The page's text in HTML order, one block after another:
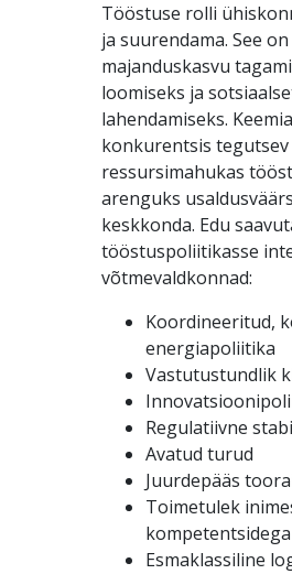
Tööstuse rolli
ja suurendama. See
majanduskasvu
loomiseks ja
lahendamiseks.
konkurentsis
ressursimahukas
arenguks
keskkonda. Edu
tööstuspoliitikasse
võtmevaldkonnad:
Koordineeritud,
energiapoliitika
Vastutustundlik
Regulatiivne
Avatud turud
Juurdepääs
Toimetulek
kompetentsidega
Esmaklassiline